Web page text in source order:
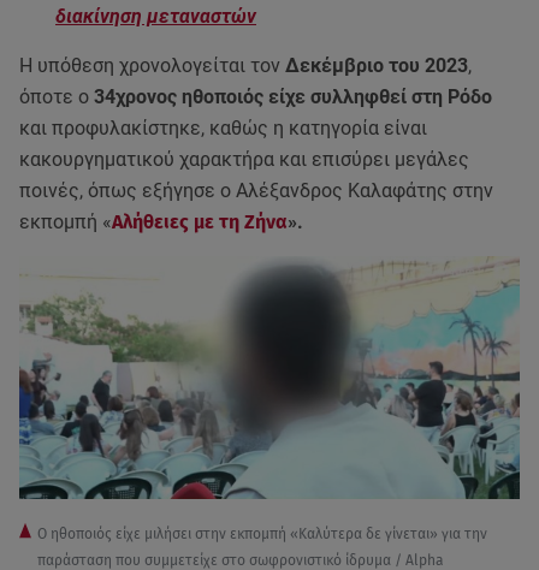
διακίνηση μεταναστών
Η υπόθεση χρονολογείται τον Δεκέμβριο του 2023,
όποτε ο 34χρονος ηθοποιός είχε συλληφθεί στη Ρόδο
και προφυλακίστηκε, καθώς η κατηγορία είναι
κακουργηματικού χαρακτήρα και επισύρει μεγάλες
ποινές, όπως εξήγησε ο Αλέξανδρος Καλαφάτης στην
εκπομπή «Αλήθειες με τη Ζήνα».
Ο ηθοποιός είχε μιλήσει στην εκπομπή «Καλύτερα δε γίνεται» για την
παράσταση που συμμετείχε στο σωφρονιστικό ίδρυμα / Alpha